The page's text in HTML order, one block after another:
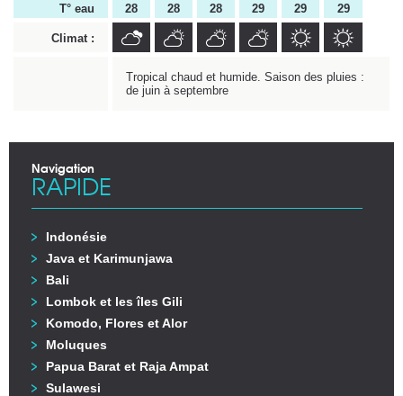
T° eau
28 28 28 29 29 29
Climat :
Tropical chaud et humide. Saison des pluies :
de juin à septembre
Navigation
RAPIDE
Indonésie
Java et Karimunjawa
Bali
Lombok et les îles Gili
Komodo, Flores et Alor
Moluques
Papua Barat et Raja Ampat
Sulawesi